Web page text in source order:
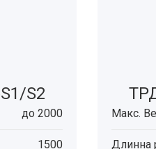
S2
до 2000
1500
Макс.
Длинна